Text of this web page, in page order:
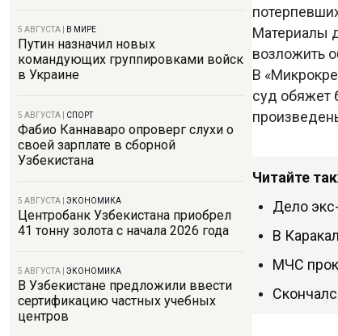
5 АВГУСТА В МИРЕ
Путин назначил новых
командующих группировками войск
в Украине
5 АВГУСТА СПОРТ
Фабио Каннаваро опроверг слухи о
своей зарплате в сборной
Узбекистана
5 АВГУСТА ЭКОНОМИКА
Центробанк Узбекистана приобрел
41 тонну золота с начала 2026 года
5 АВГУСТА ЭКОНОМИКА
В Узбекистане предложили ввести
сертификацию частных учебных
центров
Материалы
возложить
В
суд обяжет
Читайте
Дело
В
МЧС